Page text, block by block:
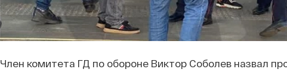
Член комитета ГД по обороне Виктор Соболев назвал